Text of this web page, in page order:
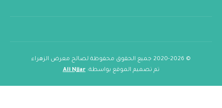
© 2020-2026 جميع الحقوق محفوظة لصالح معرض الزهراء
تم تصميم الموقع بواسطة:Ali Njjar